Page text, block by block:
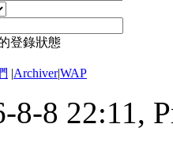
登錄狀態
|Archiver|WAP
8-8 22:11,